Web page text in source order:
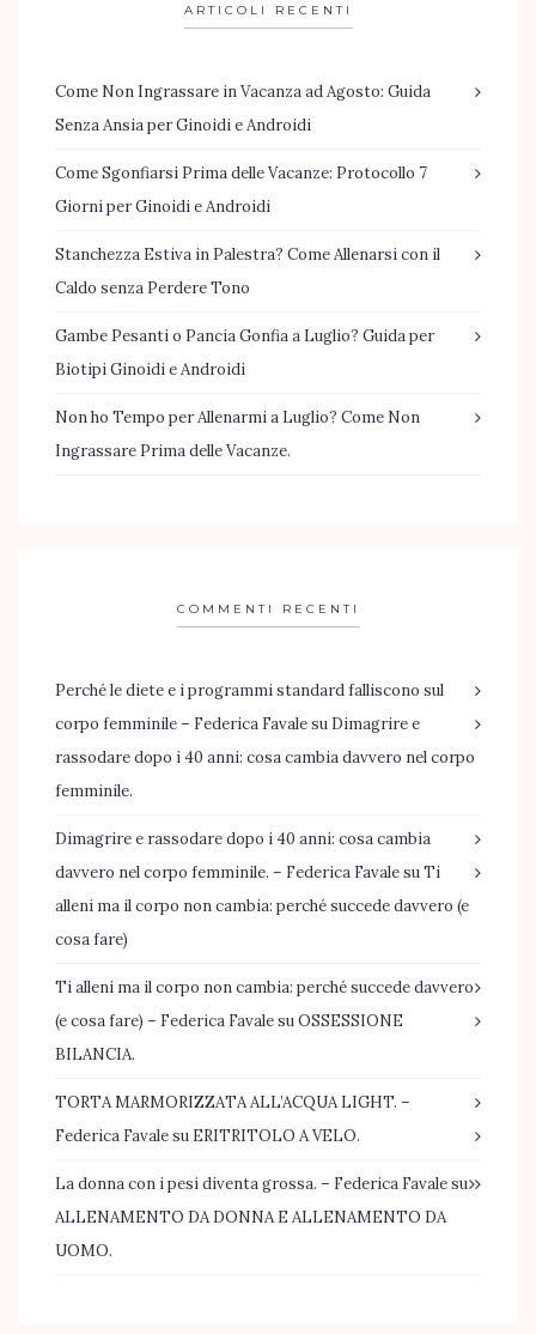
ARTICOLI RECENTI
Come Non Ingrassare in Vacanza ad Agosto: Guida
Senza Ansia per Ginoidi e Androidi
Come Sgonfiarsi Prima delle Vacanze: Protocollo 7
Giorni per Ginoidi e Androidi
Stanchezza Estiva in Palestra? Come Allenarsi con il
Caldo senza Perdere Tono
Gambe Pesanti o Pancia Gonfia a Luglio? Guida per
Biotipi Ginoidi e Androidi
Non ho Tempo per Allenarmi a Luglio? Come Non
Ingrassare Prima delle Vacanze.
COMMENTI RECENTI
Perché le diete e i programmi standard falliscono sul
corpo femminile – Federica Favalesu Dimagrire e
rassodare dopo i 40 anni: cosa cambia davvero nel corpo
femminile.
Dimagrire e rassodare dopo i 40 anni: cosa cambia
davvero nel corpo femminile. – Federica FavalesuTi
alleni ma il corpo non cambia: perché succede davvero (e
cosa fare)
Ti alleni ma il corpo non cambia: perché succede davvero
(e cosa fare) – Federica FavalesuOSSESSIONE
BILANCIA.
TORTA MARMORIZZATA ALL’ACQUA LIGHT. –
Federica Favalesu ERITRITOLO A VELO.
La donna con i pesi diventa grossa. – Federica Favalesu
ALLENAMENTO DA DONNA E ALLENAMENTO DA
UOMO.